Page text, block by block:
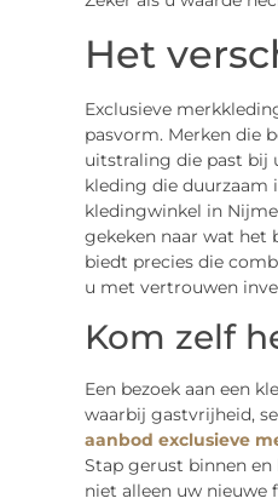
Het
Exclusieve
pasvorm. Merken die
uitstraling die past bij
kleding die duurzaam
kledingwinkel in
gekeken naar wat het
biedt precies die
u met vertrouwen
Kom zelf
Een bezoek aan een
waarbij gastvrijheid,
aanbod exclusieve
Stap gerust binnen
niet alleen uw nieuwe